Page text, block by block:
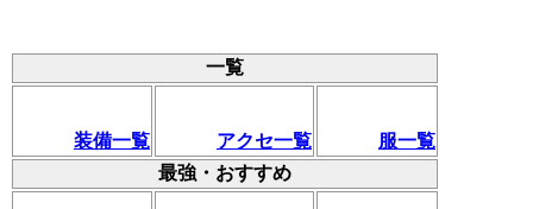
一覧
装備一覧 アクセ一覧
服一覧
最強・おすすめ